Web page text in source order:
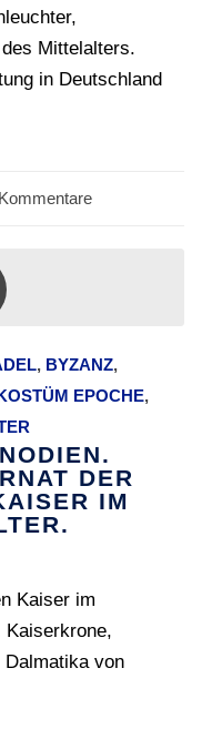
Mittelalters.
in Deutschland
, BYZANZ,
EPOCHE,
DER
IM
Kaiser im
Kaiserkrone,
von